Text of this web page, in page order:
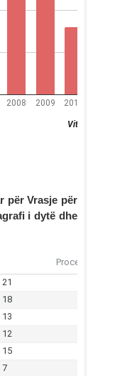
për Vrasje për
i dytë dhe